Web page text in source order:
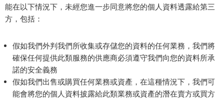
能在以下情況下，未經您進一步同意將您的個人資料透露給第三
方，包括：
假如我們外判我們所收集或存儲您的資料的任何業務，我們將
確保任何提供此類服務的供應商必須遵守我們向您的資料所承
諾的安全義務
假如我們出售或購買任何業務或資產，在這種情況下，我們可
能會將您的個人資料披露給此類業務或資產的潛在賣方或買方